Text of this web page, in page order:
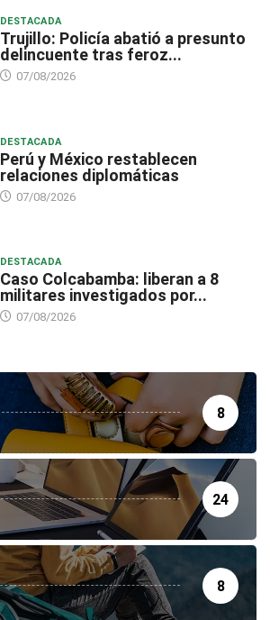
DESTACADA
Trujillo: Policía abatió a presunto
delincuente tras feroz...
07/08/2026
DESTACADA
Perú y México restablecen
relaciones diplomáticas
07/08/2026
DESTACADA
Caso Colcabamba: liberan a 8
militares investigados por...
07/08/2026
8
24
8